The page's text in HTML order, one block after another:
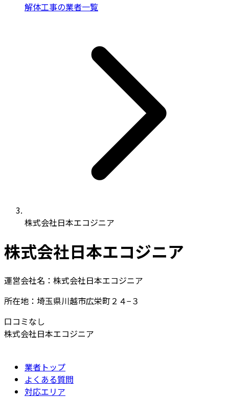
解体工事の業者一覧
株式会社日本エコジニア
株式会社日本エコジニア
運営会社名：株式会社日本エコジニア
所在地：埼玉県川越市広栄町２４−３
口コミなし
株式会社日本エコジニア
業者トップ
よくある質問
対応エリア